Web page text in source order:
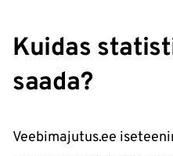
Kuidas
saada?
Veebimajutus.ee